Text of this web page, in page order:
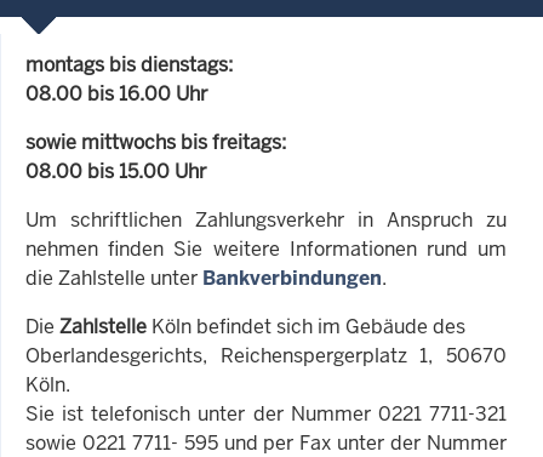
montags bis dienstags:
08.00 bis 16.00 Uhr
sowie mittwochs bis freitags:
08.00 bis 15.00 Uhr
Um schriftlichen Zahlungsverkehr in Anspruch zu
nehmen finden Sie weitere Informationen rund um
die Zahlstelle unter Bankverbindungen.
Die Zahlstelle Köln befindet sich im Gebäude des
Oberlandesgerichts, Reichenspergerplatz 1, 50670
Köln.
Sie ist telefonisch unter der Nummer 0221 7711-321
sowie 0221 7711- 595 und per Fax unter der Nummer